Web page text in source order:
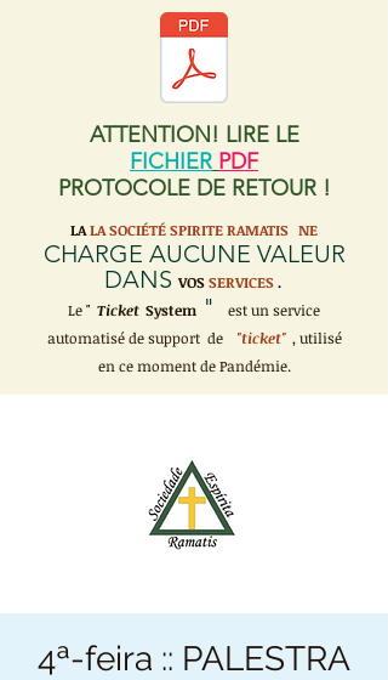
ATTENTION! LIRE LE
FICHIER PDF
PROTOCOLE DE RETOUR !
LALA SOCIÉTÉ SPIRITE RAMATIS NE
CHARGE AUCUNE VALEUR
DANS VOS SERVICES.
Le " Ticket System "
est un service
automatisé de support de
"ticket" , utilisé
en ce moment de Pandémie.
4ª-feira :: PALESTRA